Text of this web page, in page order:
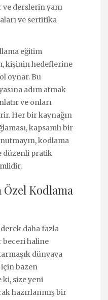
ve derslerin yanı
ve sertifika
eğitim
kişinin hedeflerine
oynar. Bu
adım atmak
ve onları
Her bir kaynağın
kapsamlı bir
kodlama
düzenli pratik
Özel Kodlama
daha fazla
beceri haline
dünyaya
bazen
size yeni
hazırlanmış bir